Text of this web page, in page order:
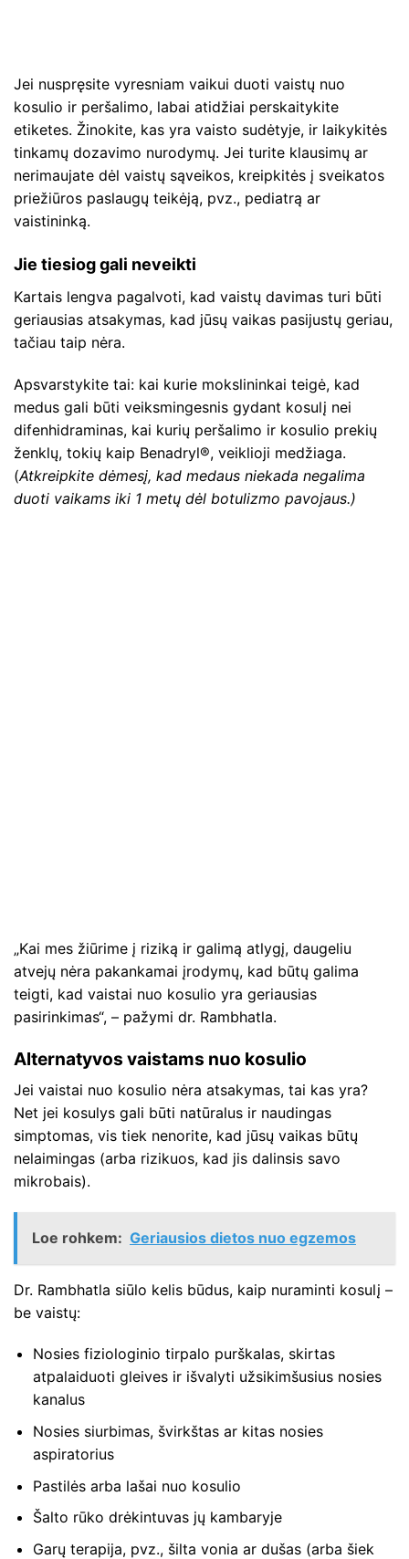
Jei nuspręsite vyresniam vaikui duoti vaistų nuo
kosulio ir peršalimo, labai atidžiai perskaitykite
etiketes. Žinokite, kas yra vaisto sudėtyje, ir laikykitės
tinkamų dozavimo nurodymų. Jei turite klausimų ar
nerimaujate dėl vaistų sąveikos, kreipkitės į sveikatos
priežiūros paslaugų teikėją, pvz., pediatrą ar
vaistininką.
Jie tiesiog gali neveikti
Kartais lengva pagalvoti, kad vaistų davimas turi būti
geriausias atsakymas, kad jūsų vaikas pasijustų geriau,
tačiau taip nėra.
Apsvarstykite tai: kai kurie mokslininkai teigė, kad
medus gali būti veiksmingesnis gydant kosulį nei
difenhidraminas, kai kurių peršalimo ir kosulio prekių
ženklų, tokių kaip Benadryl®, veiklioji medžiaga.
(Atkreipkite dėmesį, kad medaus niekada negalima
duoti vaikams iki 1 metų dėl botulizmo pavojaus.)
„Kai mes žiūrime į riziką ir galimą atlygį, daugeliu
atvejų nėra pakankamai įrodymų, kad būtų galima
teigti, kad vaistai nuo kosulio yra geriausias
pasirinkimas“, – pažymi dr. Rambhatla.
Alternatyvos vaistams nuo kosulio
Jei vaistai nuo kosulio nėra atsakymas, tai kas yra?
Net jei kosulys gali būti natūralus ir naudingas
simptomas, vis tiek nenorite, kad jūsų vaikas būtų
nelaimingas (arba rizikuos, kad jis dalinsis savo
mikrobais).
Loe rohkem: Geriausios dietos nuo egzemos
Dr. Rambhatla siūlo kelis būdus, kaip nuraminti kosulį –
be vaistų:
Nosies fiziologinio tirpalo purškalas, skirtas
atpalaiduoti gleives ir išvalyti užsikimšusius nosies
kanalus
Nosies siurbimas, švirkštas ar kitas nosies
aspiratorius
Pastilės arba lašai nuo kosulio
Šalto rūko drėkintuvas jų kambaryje
Garų terapija, pvz., šilta vonia ar dušas (arba šiek